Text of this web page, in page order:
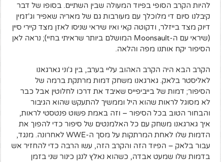
להיות הקרב הסופי בפיוד המעולה שבין השתיים. בסופו של דבר
קיבלנו סיום די מלוכלך עם מעורבות גם של מאריה שאפיר וג'זמין
דיוק מצד בייזלר, ודקוטה קאי ואיו שיראי שניסו לאזן מצד קיירי סיין
(שיראי עם ה-Moonsault המושלם ביותר שראיתי בחיי); נראה לאן
הסיפור יקח אותנו מפה והלאה.
הקרב הבא היה הקרב האהוב עליי בערב, בין ג'וני גארגאנו
לאליסטר בלאק. גארגאנו משחק דמות מרתקת ברמה של
הסיפור; דמות של בייביפייס שאיבד את דרכו לחלוטין אבל כבר
לא מסוגל לראות שהוא היל וממשיך להתעקש שהוא הגיבור
והבחור הטוב בכל הסיפור – וזה באמת פשוט פנטסטי לראות,
איך גארגאנו משחק עם כל האלמנטים של סיפור כדי להפוך את
הדמות שלו לאחת המרתקות על מסך ה-WWE לאחרונה. מנגד,
עבור בלאק – הפיוד הזה והקרב הזה, עשו הרבה כדי להחזיר אש
בדמות שלו שמעט אבדה, כשהוא נאלץ לנגן כינור שני בזמן